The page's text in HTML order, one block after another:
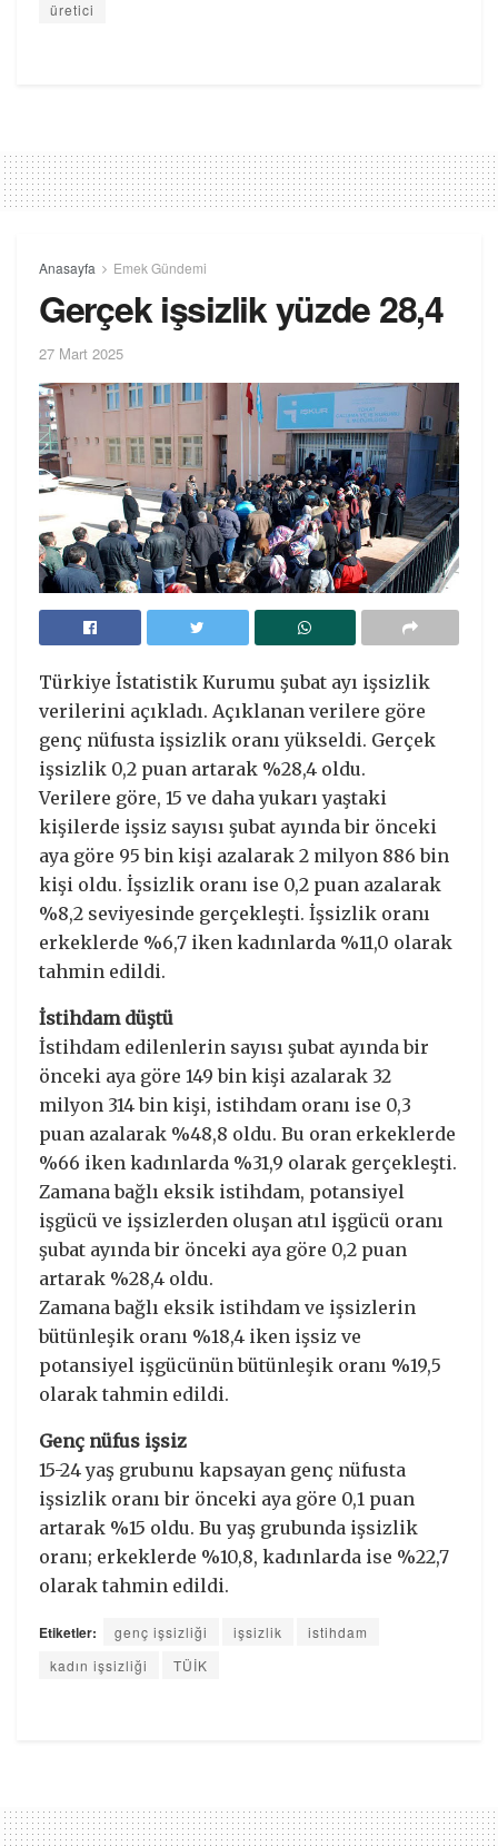
üretici
Anasayfa Emek Gündemi
Gerçek işsizlik yüzde 28,4
27 Mart 2025
Türkiye İstatistik Kurumu şubat ayı işsizlik
verilerini açıkladı. Açıklanan verilere göre
genç nüfusta işsizlik oranı yükseldi. Gerçek
işsizlik 0,2 puan artarak %28,4 oldu.
Verilere göre, 15 ve daha yukarı yaştaki
kişilerde işsiz sayısı şubat ayında bir önceki
aya göre 95 bin kişi azalarak 2 milyon 886 bin
kişi oldu. İşsizlik oranı ise 0,2 puan azalarak
%8,2 seviyesinde gerçekleşti. İşsizlik oranı
erkeklerde %6,7 iken kadınlarda %11,0 olarak
tahmin edildi.
İstihdam düştü
İstihdam edilenlerin sayısı şubat ayında bir
önceki aya göre 149 bin kişi azalarak 32
milyon 314 bin kişi, istihdam oranı ise 0,3
puan azalarak %48,8 oldu. Bu oran erkeklerde
%66 iken kadınlarda %31,9 olarak gerçekleşti.
Zamana bağlı eksik istihdam, potansiyel
işgücü ve işsizlerden oluşan atıl işgücü oranı
şubat ayında bir önceki aya göre 0,2 puan
artarak %28,4 oldu.
Zamana bağlı eksik istihdam ve işsizlerin
bütünleşik oranı %18,4 iken işsiz ve
potansiyel işgücünün bütünleşik oranı %19,5
olarak tahmin edildi.
Genç nüfus işsiz
15-24 yaş grubunu kapsayan genç nüfusta
işsizlik oranı bir önceki aya göre 0,1 puan
artarak %15 oldu. Bu yaş grubunda işsizlik
oranı; erkeklerde %10,8, kadınlarda ise %22,7
olarak tahmin edildi.
Etiketler: genç işsizliği işsizlik
istihdam
kadın işsizliği
TÜİK